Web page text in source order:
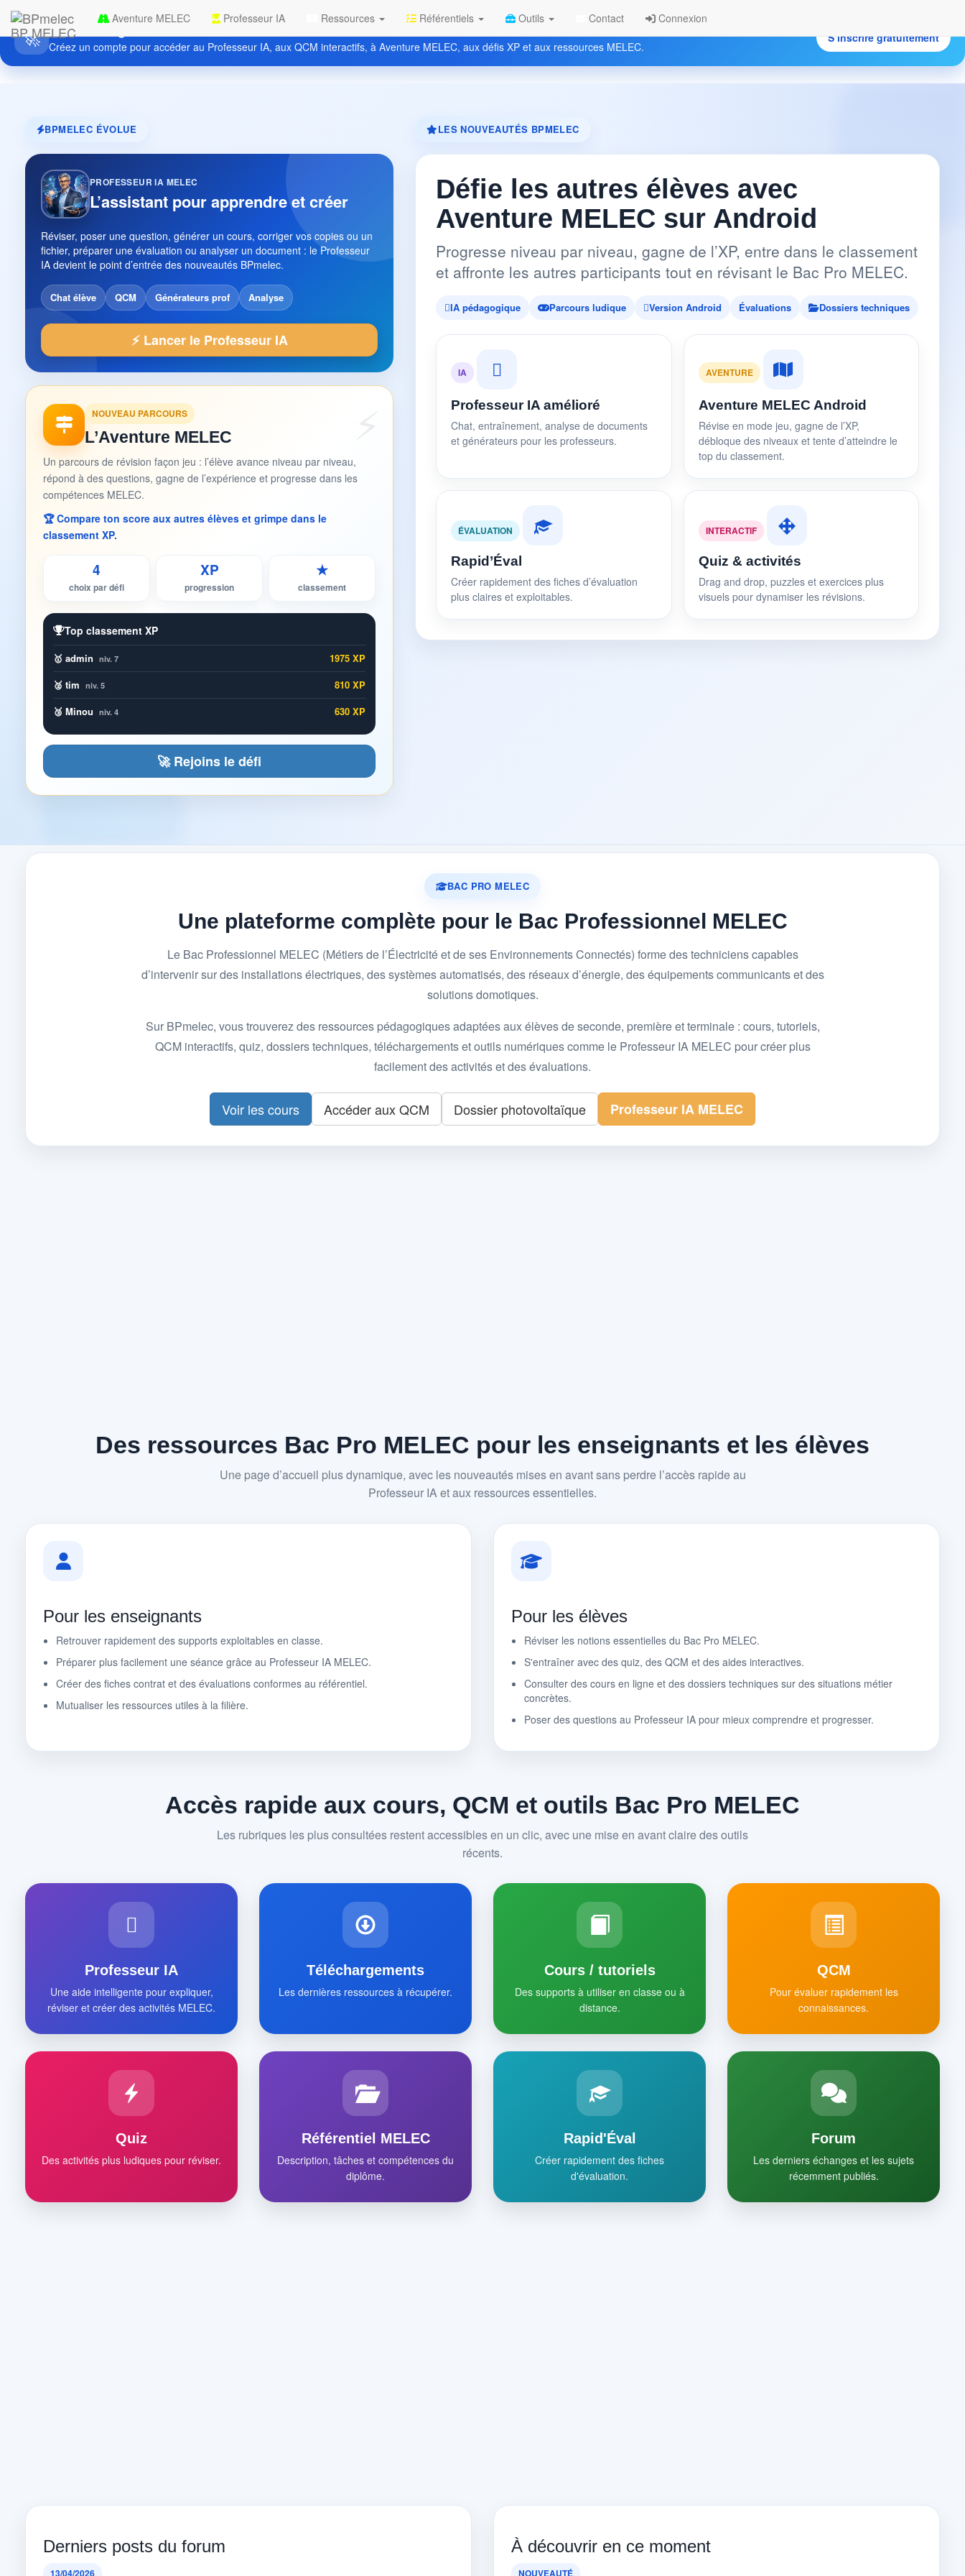
BP MELEC
Aventure MELEC Professeur IA Ressources Référentiels Outils Contact Connexion
🚀 Découvrez gratuitement BPmelec
Créez un compte pour accéder au Professeur IA, aux QCM interactifs, à Aventure MELEC, aux défis XP et aux ressources MELEC.
S’inscrire gratuitement
BPMELEC ÉVOLUE
PROFESSEUR IA MELEC
L’assistant pour apprendre et créer
Réviser, poser une question, générer un cours, corriger vos copies ou un
fichier, préparer une évaluation ou analyser un document : le Professeur
IA devient le point d’entrée des nouveautés BPmelec.
Chat élève QCM Générateurs prof Analyse
⚡ Lancer le Professeur IA
NOUVEAU PARCOURS
L’Aventure MELEC
Un parcours de révision façon jeu : l’élève avance niveau par niveau,
répond à des questions, gagne de l’expérience et progresse dans les
compétences MELEC.
🏆 Compare ton score aux autres élèves et grimpe dans le
classement XP.
4
choix par défi
XP
progression
★
classement
Top classement XP
🥇 admin niv. 7
1975 XP
🥈 tim niv. 5
810 XP
🥉 Minou niv. 4 630 XP
🚀 Rejoins le défi
LES NOUVEAUTÉS BPMELEC
Défie les autres élèves avec
Aventure MELEC sur Android
Progresse niveau par niveau, gagne de l’XP, entre dans le classement
et affronte les autres participants tout en révisant le Bac Pro MELEC.
IA pédagogique Parcours ludique Version Android Évaluations Dossiers techniques
IA
Professeur IA amélioré
Chat, entraînement, analyse de documents
et générateurs pour les professeurs.
AVENTURE
Aventure MELEC Android
Révise en mode jeu, gagne de l’XP,
débloque des niveaux et tente d’atteindre le
top du classement.
ÉVALUATION
Rapid’Éval
Créer rapidement des fiches d’évaluation
plus claires et exploitables.
INTERACTIF
Quiz & activités
Drag and drop, puzzles et exercices plus
visuels pour dynamiser les révisions.
BAC PRO MELEC
Une plateforme complète pour le Bac Professionnel MELEC
Le Bac Professionnel MELEC (Métiers de l’Électricité et de ses Environnements Connectés) forme des techniciens capables
d’intervenir sur des installations électriques, des systèmes automatisés, des réseaux d’énergie, des équipements communicants et des
solutions domotiques.
Sur BPmelec, vous trouverez des ressources pédagogiques adaptées aux élèves de seconde, première et terminale : cours, tutoriels,
QCM interactifs, quiz, dossiers techniques, téléchargements et outils numériques comme le Professeur IA MELEC pour créer plus
facilement des activités et des évaluations.
Voir les cours Accéder aux QCM Dossier photovoltaïque Professeur IA MELEC
Des ressources Bac Pro MELEC pour les enseignants et les élèves
Une page d’accueil plus dynamique, avec les nouveautés mises en avant sans perdre l’accès rapide au
Professeur IA et aux ressources essentielles.
Pour les enseignants
Retrouver rapidement des supports exploitables en classe.
Préparer plus facilement une séance grâce au Professeur IA MELEC.
Créer des fiches contrat et des évaluations conformes au référentiel.
Mutualiser les ressources utiles à la filière.
Pour les élèves
Réviser les notions essentielles du Bac Pro MELEC.
S'entraîner avec des quiz, des QCM et des aides interactives.
Consulter des cours en ligne et des dossiers techniques sur des situations métier
concrètes.
Poser des questions au Professeur IA pour mieux comprendre et progresser.
Accès rapide aux cours, QCM et outils Bac Pro MELEC
Les rubriques les plus consultées restent accessibles en un clic, avec une mise en avant claire des outils
récents.
Professeur IA
Une aide intelligente pour expliquer,
réviser et créer des activités MELEC.
Téléchargements
Les dernières ressources à récupérer.
Cours / tutoriels
Des supports à utiliser en classe ou à
distance.
QCM
Pour évaluer rapidement les
connaissances.
Quiz
Des activités plus ludiques pour réviser.
Référentiel MELEC
Description, tâches et compétences du
diplôme.
Rapid'Éval
Créer rapidement des fiches
d'évaluation.
Forum
Les derniers échanges et les sujets
récemment publiés.
Derniers posts du forum
13/04/2026
À découvrir en ce moment
NOUVEAUTÉ